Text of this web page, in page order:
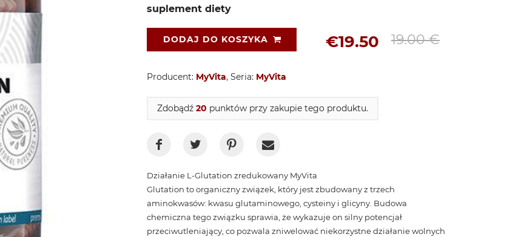
suplement diety
€19.50 19.00 €
DODAJ DO KOSZYKA
Producent: MyVita, Seria: MyVita
Zdobądź 20 punktów przy zakupie tego produktu.
Działanie L-Glutation zredukowany MyVita
Glutation to organiczny związek, który jest zbudowany z trzech
aminokwasów: kwasu glutaminowego, cysteiny i glicyny. Budowa
chemiczna tego związku sprawia, że wykazuje on silny potencjał
przeciwutleniający, co pozwala zniwelować niekorzystne działanie wolnych